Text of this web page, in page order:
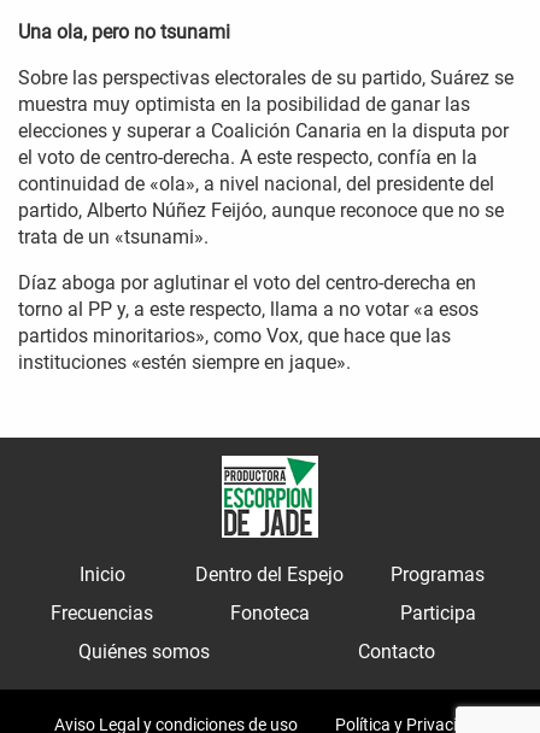
Una ola, pero no tsunami
Sobre las perspectivas electorales de su partido, Suárez se
muestra muy optimista en la posibilidad de ganar las
elecciones y superar a Coalición Canaria en la disputa por
el voto de centro-derecha. A este respecto, confía en la
continuidad de «ola», a nivel nacional, del presidente del
partido, Alberto Núñez Feijóo, aunque reconoce que no se
trata de un «tsunami».
Díaz aboga por aglutinar el voto del centro-derecha en
torno al PP y, a este respecto, llama a no votar «a esos
partidos minoritarios», como Vox, que hace que las
instituciones «estén siempre en jaque».
Inicio Dentro del Espejo
Programas
Frecuencias
Fonoteca
Participa
Quiénes somos
Contacto
Aviso Legal y condiciones de uso Política y Privacidad